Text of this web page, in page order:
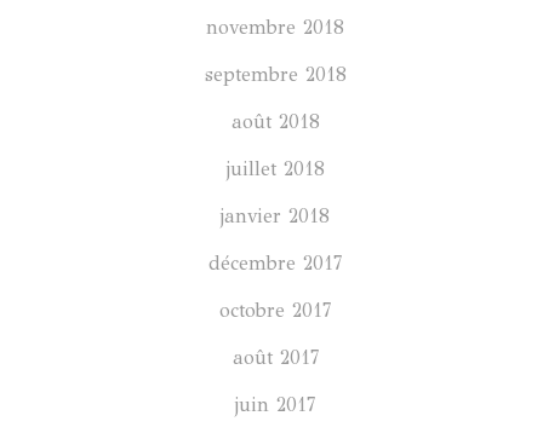
novembre 2018
septembre 2018
août 2018
juillet 2018
janvier 2018
décembre 2017
octobre 2017
août 2017
juin 2017